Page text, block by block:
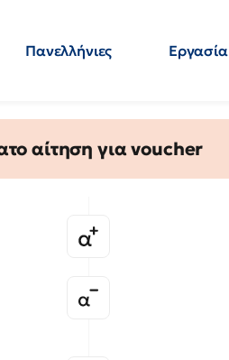
Πανελλήνιες Εργασία
αίτηση για voucher